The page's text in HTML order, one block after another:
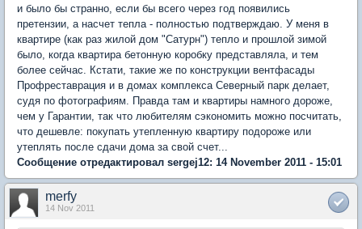
и было бы странно, если бы всего через год появились
претензии, а насчет тепла - полностью подтверждаю. У меня в
квартире (как раз жилой дом "Сатурн") тепло и прошлой зимой
было, когда квартира бетонную коробку представляла, и тем
более сейчас. Кстати, такие же по конструкции вентфасады
Профреставрация и в домах комплекса Северный парк делает,
судя по фотографиям. Правда там и квартиры намного дороже,
чем у Гарантии, так что любителям сэкономить можно посчитать,
что дешевле: покупать утепленную квартиру подороже или
утеплять после сдачи дома за свой счет...
Сообщение отредактировал sergej12: 14 November 2011 - 15:01
merfy
14 Nov 2011